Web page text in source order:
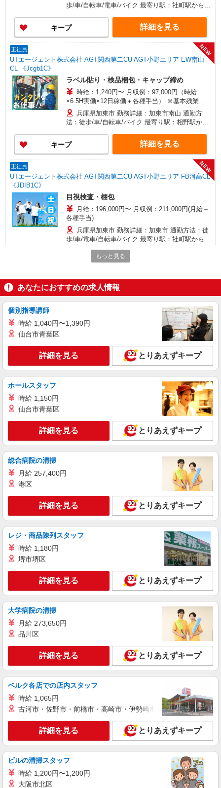
歩/車/自転車/電車/バイク 最寄り駅：社町駅から車
キープ 詳細を見る
正社員
UTエージェント株式会社 AGT関西第二CU AGT小野エリア EW南山
CL 《Jcgb1C》
NEW
ラベル貼り・検品梱包・キャップ締め
時給：1,240円〜 月収例：97,000円（時給
×6.5H実働×12日稼働＋各種手当） ※基本残業な
し 兵庫県加東市 勤務詳細：加東市南山 通勤方
法：徒歩/車/自転車/バイク 最寄り駅：相野駅から
キープ 詳細を見る
正社員
UTエージェント株式会社 AGT関西第二CU AGT小野エリア FB河高CL
《JDIB1C》
NEW
目視検査・梱包
月給：196,000円〜 月収例：211,000円(月給＋
各種手当)
兵庫県加東市 勤務詳細：加東市 通勤方法：徒
歩/車/電車/自転車/バイク 最寄り駅：社町駅から車
4分・徒歩17分 ※構内の（無料）駐車場利用OK
正社員
UTエージェント株式会社 AGT関西第二CU AGT小野エリア NP南山CL
《JYBG1C》
NEW
月給：193,000円〜 月収例：231,000円(月給＋
兵庫県加東市 勤務地：加東市 通勤方法：徒歩/
車/自転車/バイク 最寄り駅：滝駅より車で28分 ※
構内の（無料）駐車場利用OK
キープ 詳細を見る
派遣社員
株式会社テクノ・サービス/お仕事No/0798331
入庫作業など
時給1250円交通費全額支給
兵庫県加東市 ＊車・バイク通勤OK
キープ 詳細を見る
株式会社テクノ・サービス/お仕事No/0790663
目視検査・梱包
時給1200円交通費全額支給
兵庫県加東市 ＊車・バイク通勤OK
詳細を見る
株式会社テクノ・サービス/お仕事No/0838166
兵庫県加東市 ＊車・バイク通勤OK
キープ 詳細を見る
株式会社テクノ・サービス/お仕事No/0889383
時給1300円交通費全額支給
兵庫県加東市 ＊車・バイク通勤OK
キープ 詳細を見る
派遣社員
戦力エージェント株式会社
もっと見る
あなたにおすすめの求人情報
個別指導講師
時給 1,040円〜1,390円
仙台市青葉区
詳細を見る とりあえずキープ
ホールスタッフ
時給 1,150円
仙台市青葉区
詳細を見る とりあえずキープ
総合病院の清掃
月給 257,400円
港区
詳細を見る とりあえずキープ
レジ・商品陳列スタッフ
時給 1,180円
堺市堺区
詳細を見る とりあえずキープ
大学病院の清掃
月給 273,650円
品川区
詳細を見る とりあえずキープ
ベルク各店での店内スタッフ
時給 1,065円
古河市・佐野市・前橋市・高崎市・伊勢崎市・太田市・館林市
詳細を見る とりあえずキープ
ビルの清掃スタッフ
時給 1,200円〜1,200円
大阪市北区